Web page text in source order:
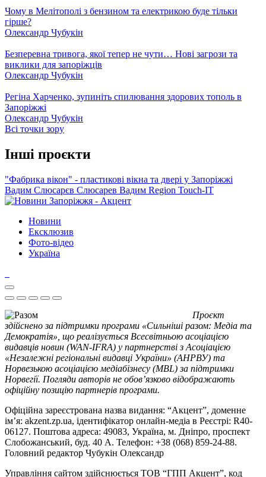
Чому в Мелітополі з бензином та електрикою буде тільки
гірше?
Олександр Чубукін
Безперевна тривога, якої тепер не чути… Нові загрози та
виклики для запоріжців
Олександр Чубукін
Регіна Харченко, зупиніть спилювання здорових тополь в
Запоріжжі
Олександр Чубукін
Всі точки зору
Інші проєкти
"Фабрика вікон" - пластикові вікна та двері у Запоріжжі
Вадим Слюсарєв Слюсарев Вадим Region Touch-IT
Новини
Ексклюзив
Фото-відео
Україна
Проєкт
здійснено за підтримки програми «Сильніші разом: Медіа та
Демократія», що реалізується Всесвітньою асоціацією
видавців новин (WAN-IFRA) у партнерстві з Асоціацією
«Незалежні регіональні видавці України» (АНРВУ) та
Норвезькою асоціацією медіабізнесу (MBL) за підтримки
Норвегії. Погляди авторів не обов’язково відображають
офіційну позицію партнерів програми.
Офіційна зареєстрована назва видання: “Акцент”, доменне
ім’я: akzent.zp.ua, ідентифікатор онлайн-медіа в Реєстрі: R40-
06127. Поштова адреса: 49083, Україна, м. Дніпро, проспект
Слобожанський, буд. 40 А. Телефон: +38 (068) 859-24-88.
Головний редактор Чубукін Олександр
Управління сайтом здійснюється ТОВ “ГПП Акцент”, код